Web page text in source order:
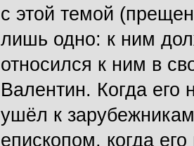
с этой темой
лишь одно: к ним
относился к ним в
Валентин. Когда его
ушёл к
епископом, когда